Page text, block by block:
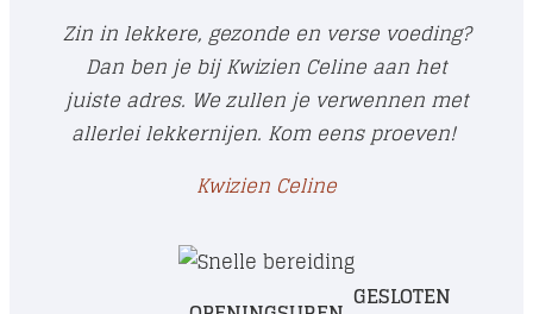
Zin in lekkere, gezonde en verse voeding?
Dan ben je bij Kwizien Celine aan het
juiste adres. We zullen je verwennen met
allerlei lekkernijen. Kom eens proeven!
Kwizien Celine
GESLOTEN